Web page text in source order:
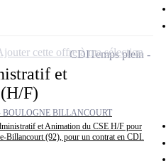
et
F)
BOULOGNE BILLANCOURT
et Animation du CSE H/F pour
Billancourt (92), pour un contrat en CDI.
CDITemps plein
cette offre à ma sélection